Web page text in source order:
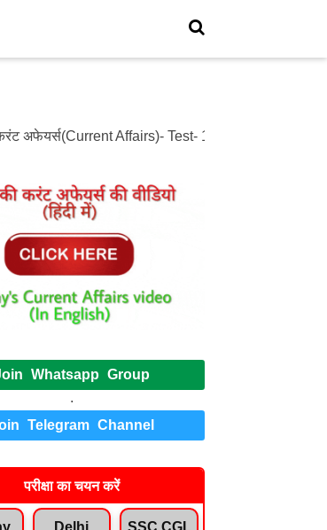
Affairs)- Test- 1214 ◆ XXXX(XXXXX)-
Whatsapp Group
.
Telegram Channel
परीक्षा का चयन करें
Delhi
SSC CGL